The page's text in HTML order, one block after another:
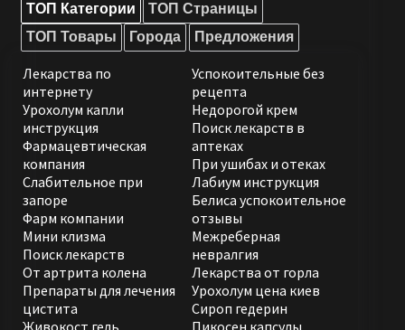
ТОП Категории
ТОП Страницы
ТОП Товары
Города Предложения
Лекарства по
интернету
Урохолум капли
инструкция
Фармацевтическая
компания
Слабительное при
запоре
Фарм компании
Мини клизма
Поиск лекарств
Успокоительные без
рецепта
Недорогой крем
Поиск лекарств в
аптеках
При ушибах и отеках
Лабиум инструкция
Белиса успокоительное
отзывы
Межреберная
невралгия
От артрита колена
Препараты для лечения
цистита
Живокост гель
Лекарства от горла
Урохолум цена киев
Сироп гедерин
Пикосен капсулы